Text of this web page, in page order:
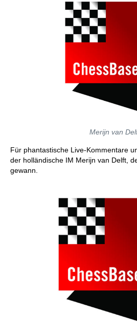
Merijn van
Für phantastische Live-Kommentare
der holländische IM Merijn van Delft,
gewann.